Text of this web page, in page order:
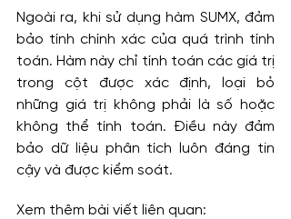
Ngoài ra, khi sử dụng hàm SUMX, đảm
bảo tính chính xác của quá trình tính
toán. Hàm này chỉ tính toán các giá trị
trong cột được xác định, loại bỏ
những giá trị không phải là số hoặc
không thể tính toán. Điều này đảm
bảo dữ liệu phân tích luôn đáng tin
cậy và được kiểm soát.
Xem thêm bài viết liên quan: